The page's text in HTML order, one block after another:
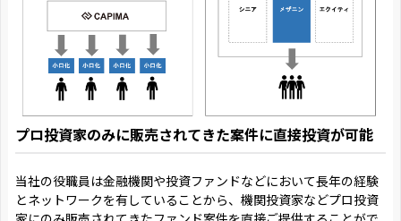
プロ投資家のみに販売されてきた案件に直接投資が可能
当社の役職員は金融機関や投資ファンドなどにおいて長年の経験
とネットワークを有していることから、機関投資家などプロ投資